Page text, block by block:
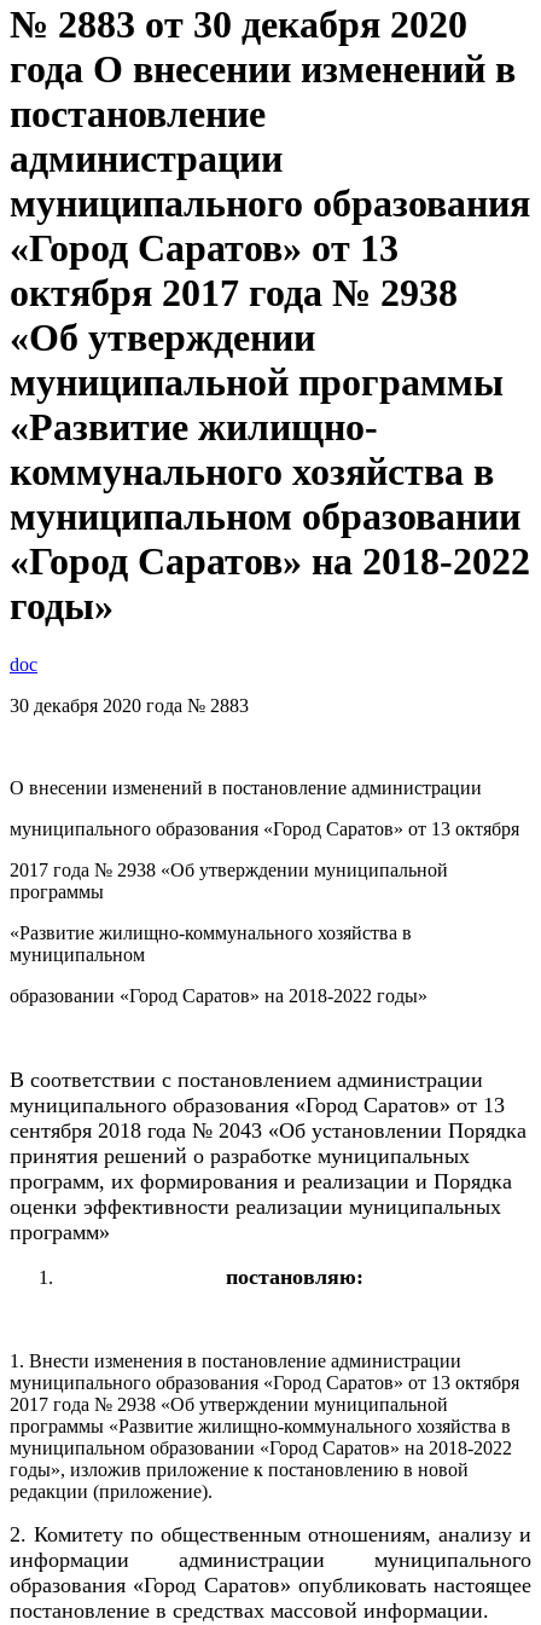
№ 2883 от 30 декабря 2020
года О внесении изменений в
постановление
администрации
муниципального образования
«Город Саратов» от 13
октября 2017 года № 2938
«Об утверждении
муниципальной программы
«Развитие жилищно-
коммунального хозяйства в
муниципальном образовании
«Город Саратов» на 2018-2022
годы»
doc
30 декабря 2020 года № 2883
О внесении изменений в постановление администрации
муниципального образования «Город Саратов» от 13 октября
2017 года № 2938 «Об утверждении муниципальной
программы
«Развитие жилищно-коммунального хозяйства в
муниципальном
образовании «Город Саратов» на 2018-2022 годы»
В соответствии с постановлением администрации
муниципального образования «Город Саратов» от 13
сентября 2018 года № 2043 «Об установлении Порядка
принятия решений о разработке муниципальных
программ, их формирования и реализации и Порядка
оценки эффективности реализации муниципальных
программ»
постановляю:
1. Внести изменения в постановление администрации
муниципального образования «Город Саратов» от 13 октября
2017 года № 2938 «Об утверждении муниципальной
программы «Развитие жилищно-коммунального хозяйства в
муниципальном образовании «Город Саратов» на 2018-2022
годы», изложив приложение к постановлению в новой
редакции (приложение).
2. Комитету по общественным отношениям, анализу и
информации администрации муниципального
образования «Город Саратов» опубликовать настоящее
постановление в средствах массовой информации.